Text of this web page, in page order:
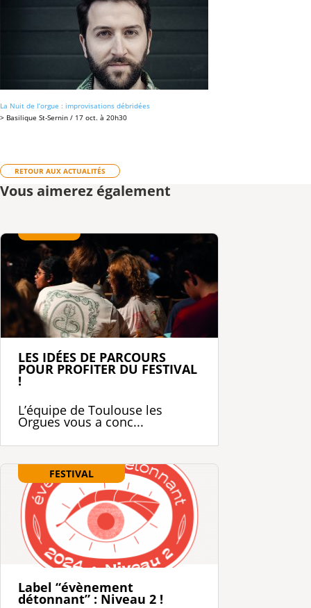
La Nuit de l’orgue : improvisations débridées
> Basilique St-Sernin / 17 oct. à 20h30
RETOUR AUX ACTUALITÉS
Vous aimerez également
LES IDÉES DE PARCOURS
POUR PROFITER DU FESTIVAL
!
L’équipe de Toulouse les
Orgues vous a conc...
FESTIVAL
Label “évènement
détonnant” : Niveau 2 !